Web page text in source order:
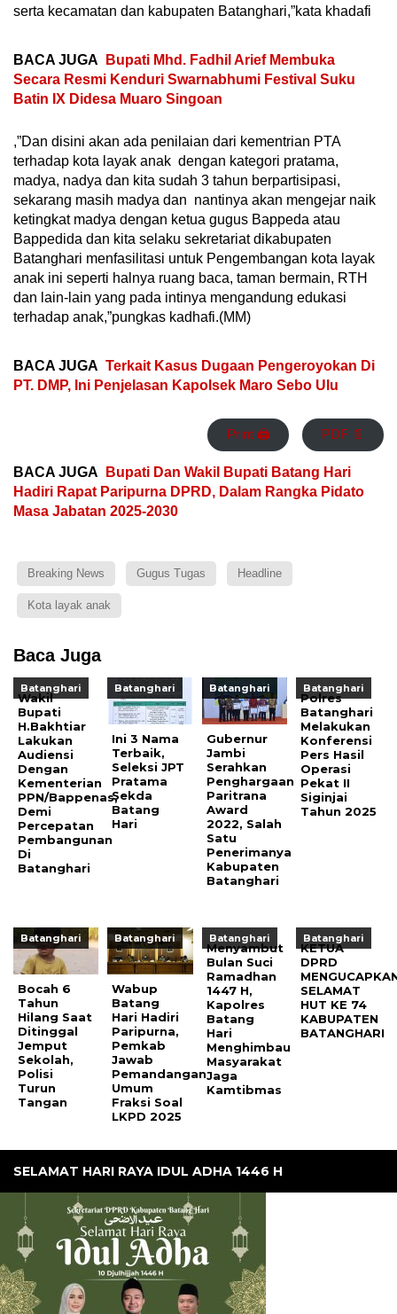
serta kecamatan dan kabupaten Batanghari,”kata khadafi
BACA JUGA
Bupati Mhd. Fadhil Arief Membuka
Secara Resmi Kenduri Swarnabhumi Festival Suku
Batin IX Didesa Muaro Singoan
,”Dan disini akan ada penilaian dari kementrian PTA
terhadap kota layak anak dengan kategori pratama,
madya, nadya dan kita sudah 3 tahun berpartisipasi,
sekarang masih madya dan nantinya akan mengejar naik
ketingkat madya dengan ketua gugus Bappeda atau
Bappedida dan kita selaku sekretariat dikabupaten
Batanghari menfasilitasi untuk Pengembangan kota layak
anak ini seperti halnya ruang baca, taman bermain, RTH
dan lain-lain yang pada intinya mengandung edukasi
terhadap anak,”pungkas kadhafi.(MM)
BACA JUGA Terkait Kasus Dugaan Pengeroyokan Di
PT. DMP, Ini Penjelasan Kapolsek Maro Sebo Ulu
Print 🖨 PDF 📄
BACA JUGA
Bupati Dan Wakil Bupati Batang Hari
Hadiri Rapat Paripurna DPRD, Dalam Rangka Pidato
Masa Jabatan 2025-2030
Breaking News Gugus Tugas Headline
Kota layak anak
Baca Juga
Batanghari
Wakil
Bupati
H.Bakhtiar
Lakukan
Audiensi
Dengan
Kementerian
PPN/Bappenas,
Demi
Percepatan
Pembangunan
Di
Batanghari
Batanghari
Ini 3 Nama
Terbaik,
Seleksi JPT
Pratama
Sekda
Batang
Hari
Batanghari
Gubernur
Jambi
Serahkan
Penghargaan
Paritrana
Award
2022, Salah
Satu
Penerimanya
Kabupaten
Batanghari
Batanghari
Polres
Batanghari
Melakukan
Konferensi
Pers Hasil
Operasi
Pekat II
Siginjai
Tahun 2025
Batanghari
Bocah 6
Tahun
Hilang Saat
Ditinggal
Jemput
Sekolah,
Polisi
Turun
Tangan
Batanghari
Wabup
Batang
Hari Hadiri
Paripurna,
Pemkab
Jawab
Pemandangan
Umum
Fraksi Soal
LKPD 2025
Batanghari
Menyambut
Bulan Suci
Ramadhan
1447 H,
Kapolres
Batang
Hari
Menghimbau
Masyarakat
Jaga
Kamtibmas
Batanghari
KETUA
DPRD
SELAMAT
HUT KE 74
KABUPATEN
BATANGHARI
SELAMAT HARI RAYA IDUL ADHA 1446 H